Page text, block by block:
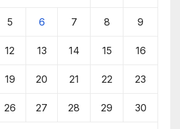
5 6 7 8 9
12 13 14 15 16
19 20 21 22 23
26 27 28 29 30